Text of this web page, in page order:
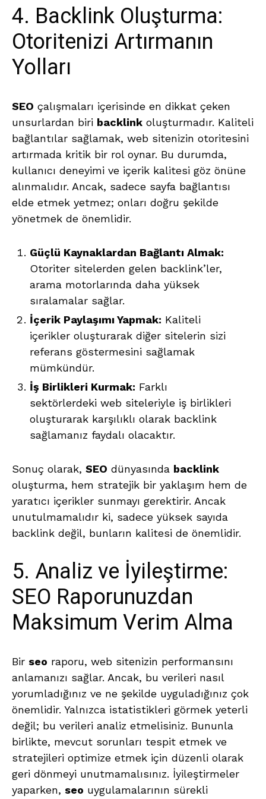
4. Backlink Oluşturma:
Otoritenizi Artırmanın
Yolları
SEO çalışmaları içerisinde en dikkat çeken
unsurlardan biri backlink oluşturmadır. Kaliteli
bağlantılar sağlamak, web sitenizin otoritesini
artırmada kritik bir rol oynar. Bu durumda,
kullanıcı deneyimi ve içerik kalitesi göz önüne
alınmalıdır. Ancak, sadece sayfa bağlantısı
elde etmek yetmez; onları doğru şekilde
yönetmek de önemlidir.
Güçlü Kaynaklardan Bağlantı Almak:
Otoriter sitelerden gelen backlink’ler,
arama motorlarında daha yüksek
sıralamalar sağlar.
İçerik Paylaşımı Yapmak: Kaliteli
içerikler oluşturarak diğer sitelerin sizi
referans göstermesini sağlamak
mümkündür.
İş Birlikleri Kurmak: Farklı
sektörlerdeki web siteleriyle iş birlikleri
oluşturarak karşılıklı olarak backlink
sağlamanız faydalı olacaktır.
Sonuç olarak, SEO dünyasında backlink
oluşturma, hem stratejik bir yaklaşım hem de
yaratıcı içerikler sunmayı gerektirir. Ancak
unutulmamalıdır ki, sadece yüksek sayıda
backlink değil, bunların kalitesi de önemlidir.
5. Analiz ve İyileştirme:
SEO Raporunuzdan
Maksimum Verim Alma
Bir seo raporu, web sitenizin performansını
anlamanızı sağlar. Ancak, bu verileri nasıl
yorumladığınız ve ne şekilde uyguladığınız çok
önemlidir. Yalnızca istatistikleri görmek yeterli
değil; bu verileri analiz etmelisiniz. Bununla
birlikte, mevcut sorunları tespit etmek ve
stratejileri optimize etmek için düzenli olarak
geri dönmeyi unutmamalısınız. İyileştirmeler
yaparken, seo uygulamalarının sürekli